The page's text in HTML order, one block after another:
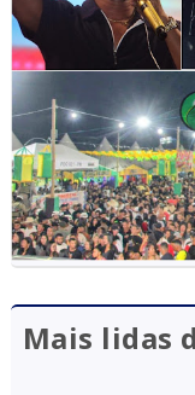
Mais lidas